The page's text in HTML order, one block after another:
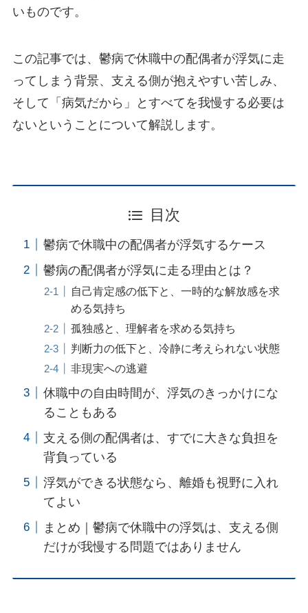
いものです。
この記事では、鬱病で休職中の配偶者が浮気に走
ってしまう背景、支える側が抱えやすい苦しみ、
そして「病気だから」とすべてを我慢する必要は
ないということについて解説します。
目次
鬱病で休職中の配偶者が浮気するケース
鬱病の配偶者が浮気に走る理由とは？
自己肯定感の低下と、一時的な解放感を求
める気持ち
孤独感と、理解者を求める気持ち
判断力の低下と、冷静に考えられない状態
非現実への逃避
休職中の自由時間が、浮気のきっかけにな
ることもある
支える側の配偶者は、すでに大きな負担を
背負っている
浮気ができる状態なら、離婚も視野に入れ
てよい
まとめ｜鬱病で休職中の浮気は、支える側
だけが我慢する問題ではありません